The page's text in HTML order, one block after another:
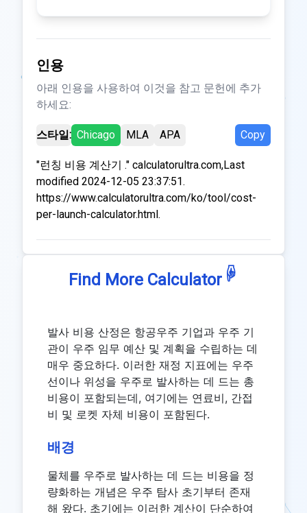
인용
아래 인용을 사용하여 이것을 참고 문헌에 추가
하세요:
스타일: Chicago MLA APA Copy
"런칭 비용 계산기 ." calculatorultra.com,Last
modified 2024-12-05 23:37:51.
https://www.calculatorultra.com/ko/tool/cost-
per-launch-calculator.html.
Find More Calculator ☟
발사 비용 산정은 항공우주 기업과 우주 기
관이 우주 임무 예산 및 계획을 수립하는 데
매우 중요하다. 이러한 재정 지표에는 우주
선이나 위성을 우주로 발사하는 데 드는 총
비용이 포함되는데, 여기에는 연료비, 간접
비 및 로켓 자체 비용이 포함된다.
배경
물체를 우주로 발사하는 데 드는 비용을 정
량화하는 개념은 우주 탐사 초기부터 존재
해 왔다. 초기에는 이러한 계산이 단순하여